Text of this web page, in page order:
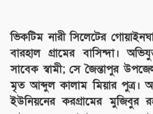
ভিকটিম নারী সিলেটের
বারহাল গ্রামের বাসিন্দা।
সাবেক স্বামী; সে জৈন্তাপুর
মৃত আব্দুল কালাম মিয়ার
ইউনিয়নের করগ্রামের মুজিবুর